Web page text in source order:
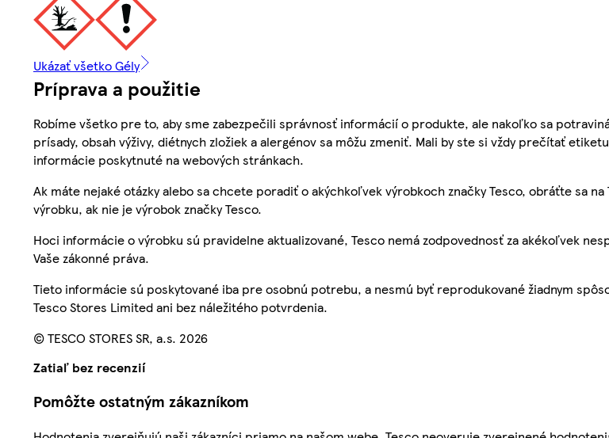
Ukázať všetko Gély
Príprava a použitie
Robíme všetko pre to, aby sme zabezpečili správnosť informácií o produkte, ale nakoľko sa
prísady, obsah výživy, diétnych zložiek a alergénov sa môžu zmeniť. Mali by ste si vždy prečítať
informácie poskytnuté na webových stránkach.
Ak máte nejaké otázky alebo sa chcete poradiť o akýchkoľvek výrobkoch značky Tesco, obráťte sa
výrobku, ak nie je výrobok značky Tesco.
Hoci informácie o výrobku sú pravidelne aktualizované, Tesco nemá zodpovednosť za akékoľvek
Vaše zákonné práva.
Tieto informácie sú poskytované iba pre osobnú potrebu, a nesmú byť reprodukované žiadnym
Tesco Stores Limited ani bez náležitého potvrdenia.
© TESCO STORES SR, a.s. 2026
Zatiaľ bez recenzií
Pomôžte ostatným zákazníkom